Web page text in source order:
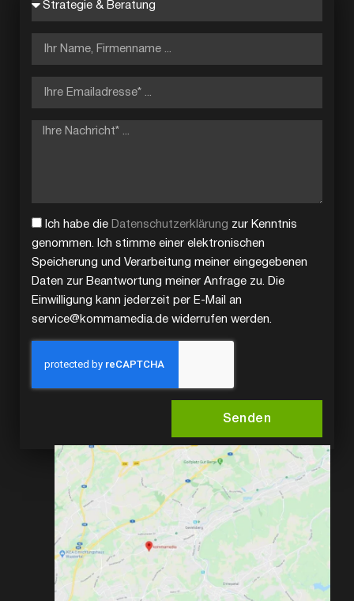
Ich habe die Datenschutzerklärung zur Kenntnis
genommen. Ich stimme einer elektronischen
Speicherung und Verarbeitung meiner eingegebenen
Daten zur Beantwortung meiner Anfrage zu. Die
Einwilligung kann jederzeit per E-Mail an
service@kommamedia.de widerrufen werden.
Senden